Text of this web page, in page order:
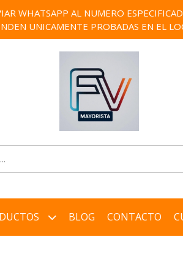
WHATSAPP AL NUMERO
UNICAMENTE PROBADAS EN EL
BLOG CONTACTO